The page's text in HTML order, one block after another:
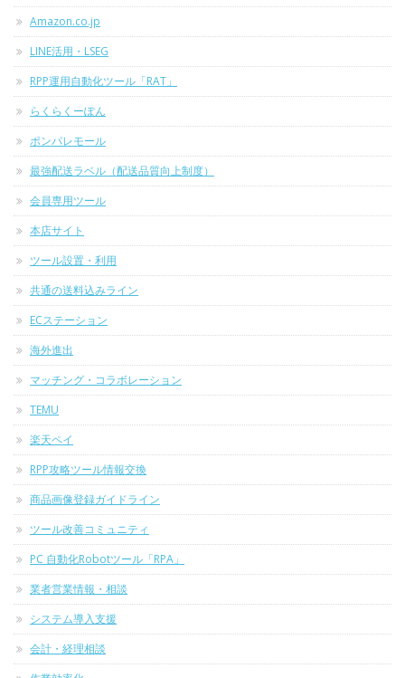
Amazon.co.jp
LINE活用・LSEG
RPP運用自動化ツール「RAT」
らくらくーぽん
ポンパレモール
最強配送ラベル（配送品質向上制度）
会員専用ツール
本店サイト
ツール設置・利用
共通の送料込みライン
ECステーション
海外進出
マッチング・コラボレーション
TEMU
楽天ペイ
RPP攻略ツール情報交換
商品画像登録ガイドライン
ツール改善コミュニティ
PC 自動化Robotツール「RPA」
業者営業情報・相談
システム導入支援
会計・経理相談